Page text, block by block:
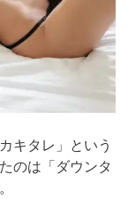
キタレ」という
のは「ダウンタ